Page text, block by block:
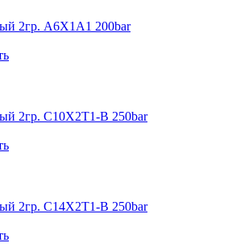
2гр. A6Х1А1 200bar
2гр. C10X2T1-B 250bar
2гр. C14X2T1-B 250bar